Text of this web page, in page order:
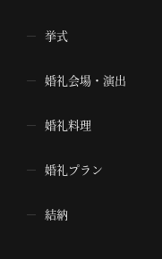
挙式
婚礼会場・演出
婚礼料理
婚礼プラン
結納